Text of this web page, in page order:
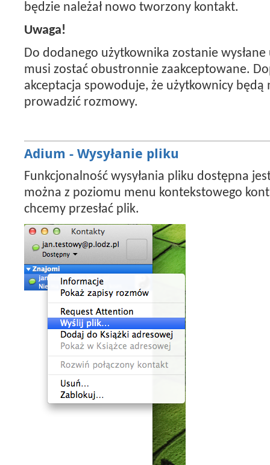
będzie należał nowo tworzony kontakt.
Uwaga!
Do dodanego użytkownika zostanie
musi zostać obustronnie zaakceptowane.
akceptacja spowoduje, że użytkownicy będą
prowadzić rozmowy.
Adium - Wysyłanie pliku
Funkcjonalność wysyłania pliku dostępna
można z poziomu menu kontekstowego
chcemy przesłać plik.